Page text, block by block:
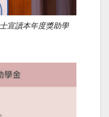
宣讀本年度獎助學